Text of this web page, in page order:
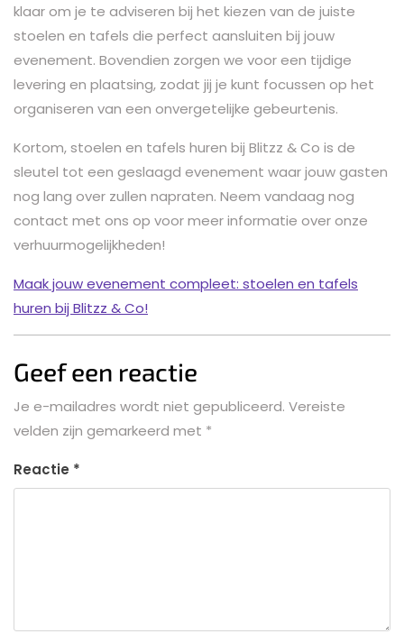
klaar om je te adviseren bij het kiezen van de juiste
stoelen en tafels die perfect aansluiten bij jouw
evenement. Bovendien zorgen we voor een tijdige
levering en plaatsing, zodat jij je kunt focussen op het
organiseren van een onvergetelijke gebeurtenis.
Kortom, stoelen en tafels huren bij Blitzz & Co is de
sleutel tot een geslaagd evenement waar jouw gasten
nog lang over zullen napraten. Neem vandaag nog
contact met ons op voor meer informatie over onze
verhuurmogelijkheden!
Maak jouw evenement compleet: stoelen en tafels
huren bij Blitzz & Co!
Geef een reactie
Je e-mailadres wordt niet gepubliceerd. Vereiste
velden zijn gemarkeerd met *
Reactie *